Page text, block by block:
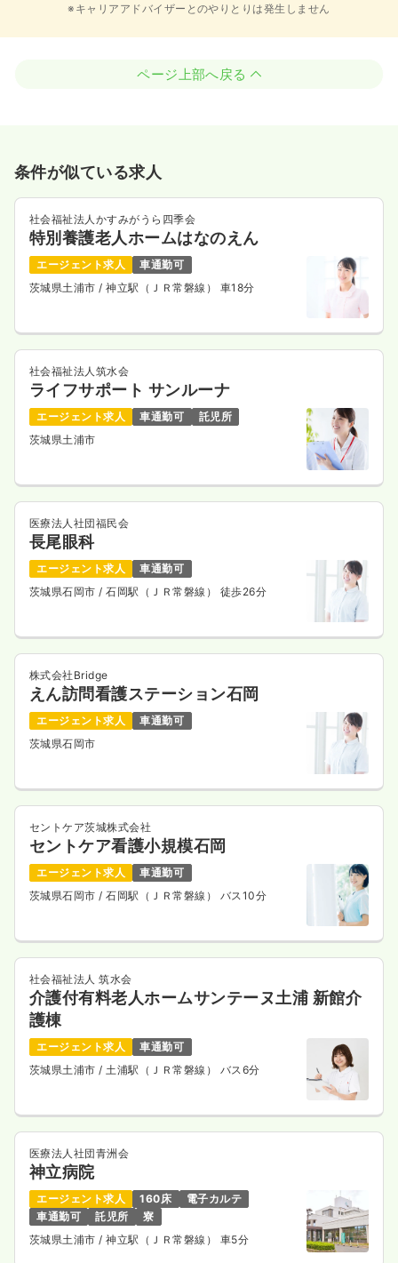
※キャリアアドバイザーとのやりとりは発生しません
ページ上部へ戻る
条件が似ている求人
社会福祉法人かすみがうら四季会
特別養護老人ホームはなのえん
エージェント求人
車通勤可
茨城県土浦市 / 神立駅（ＪＲ常磐線） 車18分
社会福祉法人筑水会
ライフサポート サンルーナ
エージェント求人 車通勤可
託児所
茨城県土浦市
医療法人社団福民会
長尾眼科
エージェント求人
車通勤可
茨城県石岡市 / 石岡駅（ＪＲ常磐線） 徒歩26分
株式会社Bridge
えん訪問看護ステーション石岡
エージェント求人
車通勤可
茨城県石岡市
セントケア茨城株式会社
セントケア看護小規模石岡
エージェント求人
車通勤可
茨城県石岡市 / 石岡駅（ＪＲ常磐線） バス10分
社会福祉法人 筑水会
介護付有料老人ホームサンテーヌ土浦 新館介
護棟
エージェント求人
車通勤可
茨城県土浦市 / 土浦駅（ＪＲ常磐線） バス6分
医療法人社団青洲会
神立病院
エージェント求人 160床
電子カルテ
車通勤可
託児所
寮
茨城県土浦市/ 神立駅（ＪＲ常磐線） 車5分